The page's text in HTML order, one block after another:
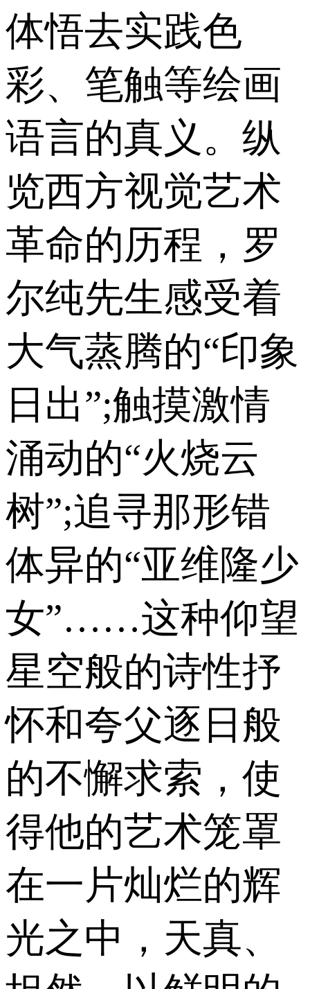
体悟去实践色
彩、笔触等绘画
语言的真义。纵
览西方视觉艺术
革命的历程，罗
尔纯先生感受着
大气蒸腾的“印象
日出”;触摸激情
涌动的“火烧云
树”;追寻那形错
体异的“亚维隆少
女”……这种仰望
星空般的诗性抒
怀和夸父逐日般
的不懈求索，使
得他的艺术笼罩
在一片灿烂的辉
光之中，天真、